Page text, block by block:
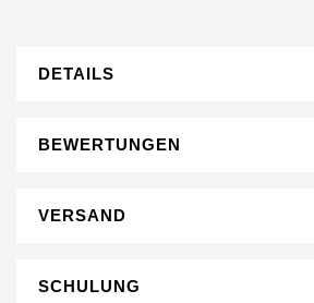
DETAILS
BEWERTUNGEN
VERSAND
SCHULUNG